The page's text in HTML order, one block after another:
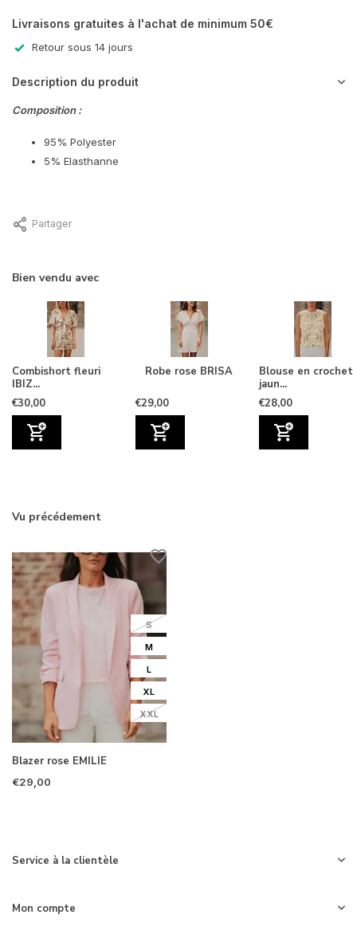
Livraisons gratuites à l'achat de minimum 50€
Retour sous 14 jours
Description du produit
Composition :
95% Polyester
5% Elasthanne
Partager
Bien vendu avec
Combishort fleuri
IBIZ...
€30,00
Robe rose BRISA
€29,00
Blouse en crochet
jaun...
€28,00
Vu précédement
S
M
L
XL
XXL
Blazer rose EMILIE
€29,00
Service à la clientèle
Mon compte